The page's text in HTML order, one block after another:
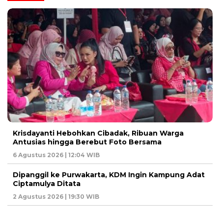
Krisdayanti Hebohkan Cibadak, Ribuan Warga
Antusias hingga Berebut Foto Bersama
6 Agustus 2026 | 12:04 WIB
Dipanggil ke Purwakarta, KDM Ingin Kampung Adat
Ciptamulya Ditata
2 Agustus 2026 | 19:30 WIB